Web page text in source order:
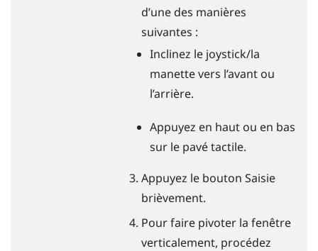
d’une des manières
suivantes :
Inclinez le joystick/la
manette vers l’avant ou
l’arrière.
Appuyez en haut ou en bas
sur le pavé tactile.
Appuyez le bouton Saisie
brièvement.
Pour faire pivoter la fenêtre
verticalement, procédez